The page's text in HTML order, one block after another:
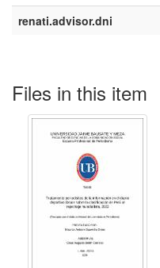
renati.advisor.dni
Files in this item